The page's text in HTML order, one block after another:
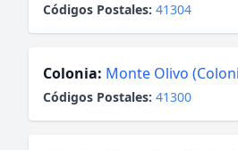
Códigos Postales: 41304
Colonia: Monte Olivo
Códigos Postales: 41300